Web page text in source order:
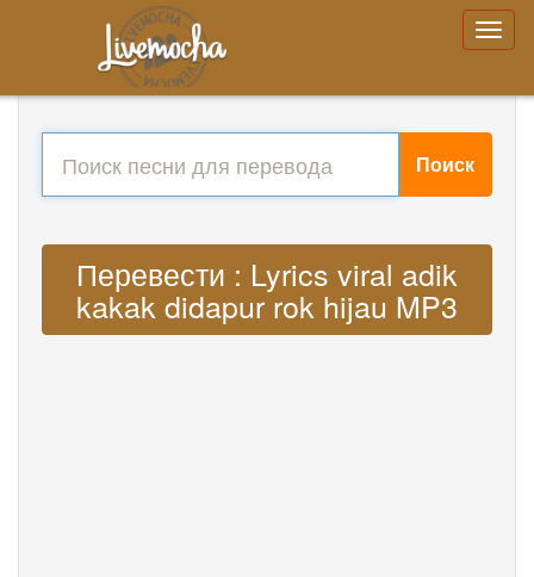
Поиск
Перевести : Lyrics viral adik
kakak didapur rok hijau MP3